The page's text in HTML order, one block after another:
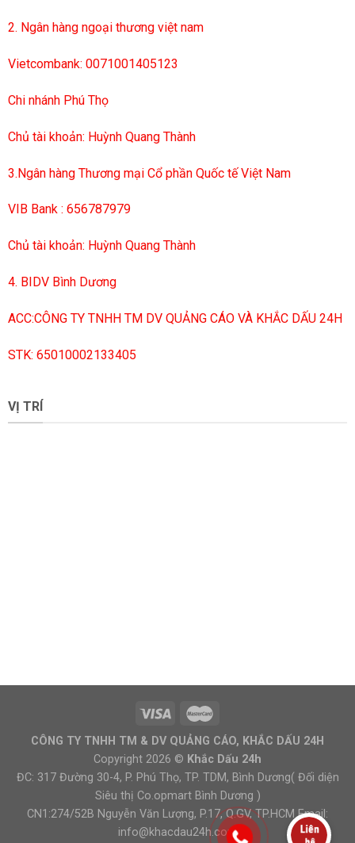
2. Ngân hàng ngoại thương việt nam
Vietcombank: 0071001405123
Chi nhánh Phú Thọ
Chủ tài khoản: Huỳnh Quang Thành
3.Ngân hàng Thương mại Cổ phần Quốc tế Việt Nam
VIB Bank : 656787979
Chủ tài khoản: Huỳnh Quang Thành
4. BIDV Bình Dương
ACC:CÔNG TY TNHH TM DV QUẢNG CÁO VÀ KHẮC DẤU 24H
STK: 65010002133405
VỊ TRÍ
CÔNG TY TNHH TM & DV QUẢNG CÁO, KHẮC DẤU 24H
Copyright 2026 © Khắc Dấu 24h
ĐC: 317 Đường 30-4, P. Phú Thọ, TP. TDM, Bình Dương( Đối diện
Siêu thị Co.opmart Bình Dương )
CN1:274/52B Nguyễn Văn Lượng, P.17, Q.GV, TP.HCM Email:
info@khacdau24h.com